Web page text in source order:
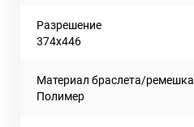
Разрешение
374x446
Материал браслета/ремешка
Полимер